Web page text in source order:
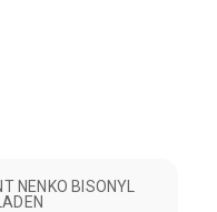
NENKO BISONYL